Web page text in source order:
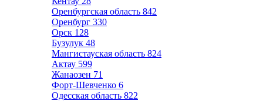
Оренбургская область 842
Оренбург 330
Орск 128
Бузулук 48
Мангистауская область 824
Актау 599
Жанаозен 71
Форт-Шевченко 6
Одесская область 822